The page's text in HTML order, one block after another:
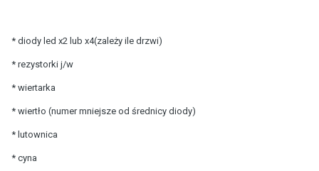
* diody led x2 lub x4(zależy ile drzwi)
* rezystorki j/w
* wiertarka
* wiertło (numer mniejsze od średnicy diody)
* lutownica
* cyna